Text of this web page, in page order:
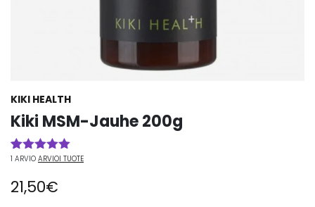
KIKI HEALTH
Kiki MSM-Jauhe 200g
Arvio5.00
perustuen
1
asiakkaan
1 ARVIO ARVIOI TUOTE
21,50€